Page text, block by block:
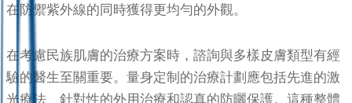
在防禦紫外線的同時獲得更均勻的外觀。
在考慮民族肌膚的治療方案時，諮詢與多樣皮膚類型有經
驗的醫生至關重要。量身定制的治療計劃應包括先進的激
光療法、針對性的外用治療和認真的防曬保護。這種整體